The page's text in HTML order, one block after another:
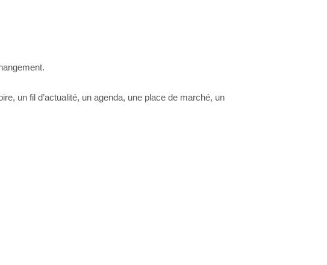
un fil d’actualité, un agenda, une place de marché, un